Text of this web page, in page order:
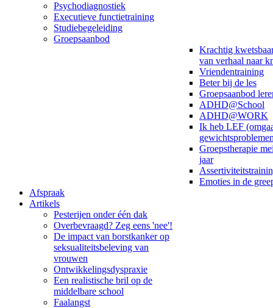
Psychodiagnostiek
Executieve functietraining
Studiebegeleiding
Groepsaanbod
Krachtig
van verhaal naar
Vriendentraining
Beter bij de les
Groepsaanbod
ADHD@School
ADHD@WORK
Ik heb LEF
Groepstherapie
jaar
Emoties in de
Afspraak
Artikels
Pesterijen onder één dak
Overbevraagd? Zeg eens 'nee'!
De impact van borstkanker op
seksualiteitsbeleving van
vrouwen
Ontwikkelingsdyspraxie
Een realistische bril op de
middelbare school
Faalangst